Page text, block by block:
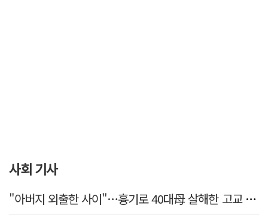
사회 기사
"아버지 외출한 사이"…흉기로 40대母 살해한 고교 자퇴생, 구속 기로에